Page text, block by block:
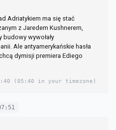
Adriatykiem ma się stać
z Jaredem Kushnerem,
budowy wywołały
Ale antyamerykańskie hasła
dymisji premiera Ediego
(05:40 in your timezone)